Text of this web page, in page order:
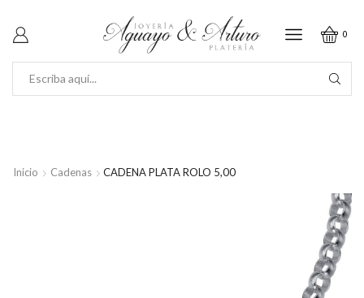
0
Inicio Cadenas CADENA PLATA ROLO 5,00